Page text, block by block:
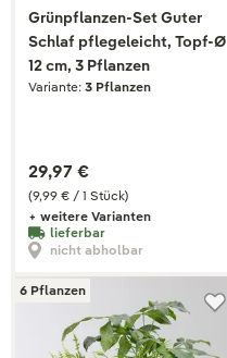
Grünpflanzen-Set Guter
Schlaf pflegeleicht, Topf-Ø
12 cm, 3 Pflanzen
Variante: 3 Pflanzen
(9,99 € / 1 Stück)
29,97 €
+ weitere Varianten
lieferbar
nicht abholbar
6 Pflanzen